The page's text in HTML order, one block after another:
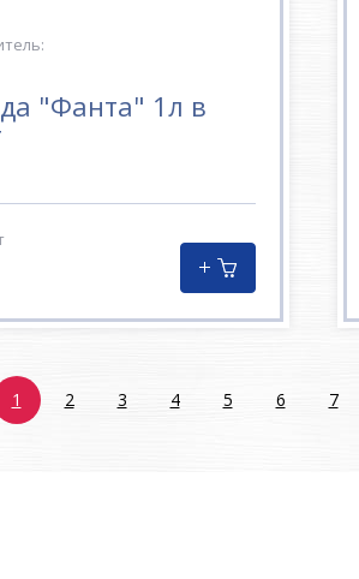
"Фанта" 1л в
1 2 3 4 5 6 7